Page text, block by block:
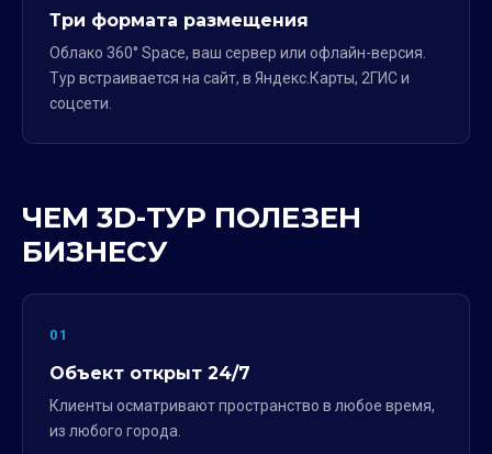
Три формата размещения
Облако 360° Space, ваш сервер или офлайн-версия.
Тур встраивается на сайт, в Яндекс.Карты, 2ГИС и
соцсети.
ЧЕМ 3D-ТУР ПОЛЕЗЕН
БИЗНЕСУ
01
Объект открыт 24/7
Клиенты осматривают пространство в любое время,
из любого города.